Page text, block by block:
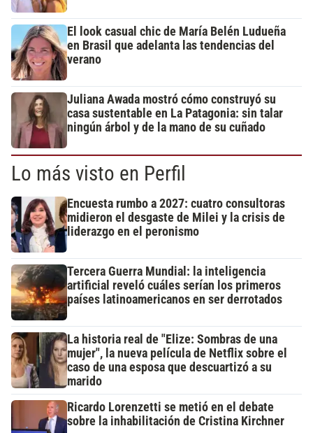
El look casual chic de María Belén Ludueña
en Brasil que adelanta las tendencias del
verano
Juliana Awada mostró cómo construyó su
casa sustentable en La Patagonia: sin talar
ningún árbol y de la mano de su cuñado
Lo más visto en Perfil
Encuesta rumbo a 2027: cuatro consultoras
midieron el desgaste de Milei y la crisis de
liderazgo en el peronismo
Tercera Guerra Mundial: la inteligencia
artificial reveló cuáles serían los primeros
países latinoamericanos en ser derrotados
La historia real de "Elize: Sombras de una
mujer", la nueva película de Netflix sobre el
caso de una esposa que descuartizó a su
marido
Ricardo Lorenzetti se metió en el debate
sobre la inhabilitación de Cristina Kirchner